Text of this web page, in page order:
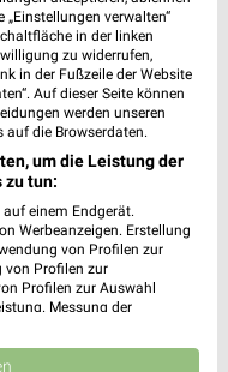
| Geschlossen
Erding
| Geschlossen
verwalten“
in der linken
zu widerrufen,
in der Fußzeile der Website
Auf dieser Seite können
werden unseren
die Browserdaten.
um die Leistung der
zu tun:
einem Endgerät.
Werbeanzeigen. Erstellung
von Profilen zur
von Profilen zur
Profilen zur Auswahl
Messung der
Entwicklung und
Daten zur Auswahl